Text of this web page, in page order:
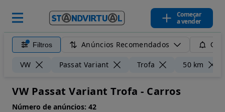
Começar
a vender
Filtros Anúncios Recomendados
VW Passat Variant Trofa 50 km
VW Passat Variant Trofa - Carros
Número de anúncios: 42